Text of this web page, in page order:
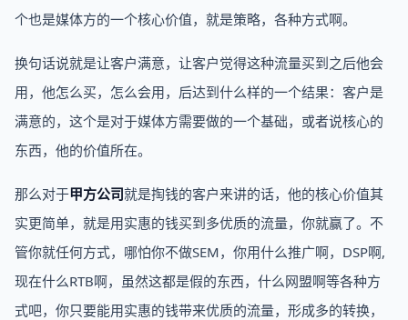
个也是媒体方的一个核心价值，就是策略，各种方式啊。
换句话说就是让客户满意，让客户觉得这种流量买到之后他会
用，他怎么买，怎么会用，后达到什么样的一个结果：客户是
满意的，这个是对于媒体方需要做的一个基础，或者说核心的
东西，他的价值所在。
那么对于甲方公司就是掏钱的客户来讲的话，他的核心价值其
实更简单，就是用实惠的钱买到多优质的流量，你就赢了。不
管你就任何方式，哪怕你不做SEM，你用什么推广啊，DSP啊,
现在什么RTB啊，虽然这都是假的东西，什么网盟啊等各种方
式吧，你只要能用实惠的钱带来优质的流量，形成多的转换，